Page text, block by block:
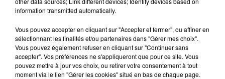
Ce samedi 8 août sera un grand jour :
Une fête est donc organisée et vous êtes tous
conviés !
TITRES DIFFUSÉS
9h30
9h30 9h26
9h26
information transmitted automatically.
Vous pouvez accepter en cliquant sur "Accepter et fermer", ou affiner en
sélectionnant les finalités et/ou partenaires dans "Gérer mes choix".
Vous pouvez également refuser en cliquant sur "Continuer sans
accepter". Vos préférences ne s'appliqueront que pour ce site. Vous
pouvez mettre à jour vos choix, ou retirer votre consentement à tout
moment via le lien "Gérer les cookies" situé en bas de chaque page.